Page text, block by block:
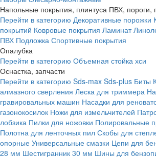
Напольные покрытия, плинтуса ПВХ, пороги,
Перейти в категорию Декоративные порожки
покрытий Ковровые покрытия Ламинат
ПВХ Подложка Спортивные покрытия
Опалубка
Перейти в категорию Объемная стойка хси
Оснастка, запчасти
Перейти в категорию Sds-max Sds-plus Биты
алмазного сверления Леска для триммера
гравировальных машин Насадки для
газонокосилок Ножи для измельчителей
лобзика Пилки для ножовки Полировальные
Полотна для ленточных пил Скобы для
опорные Универсальные смазки Цепи для
28 мм Шестигранник 30 мм Шины для